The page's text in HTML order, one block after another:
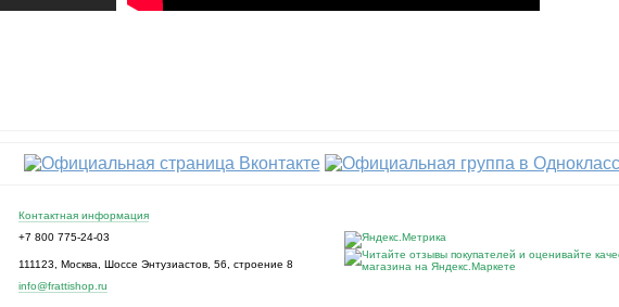
Контактная информация
+7 800 775-24-03
111123 Москва
Шоссе Энтузиастов, 56, строение 8
info@frattishop.ru